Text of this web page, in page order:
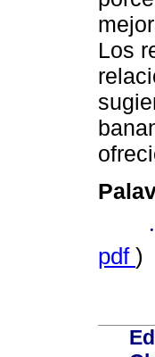
Los
·
pdf )